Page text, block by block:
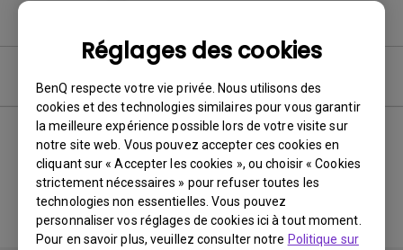
Réglages des cookies
BenQ respecte votre vie privée. Nous utilisons des
cookies et des technologies similaires pour vous garantir
la meilleure expérience possible lors de votre visite sur
notre site web. Vous pouvez accepter ces cookies en
cliquant sur « Accepter les cookies », ou choisir « Cookies
strictement nécessaires » pour refuser toutes les
technologies non essentielles. Vous pouvez
personnaliser vos réglages de cookies ici à tout moment.
Pour en savoir plus, veuillez consulter notre Politique sur
Aucun manuel associé